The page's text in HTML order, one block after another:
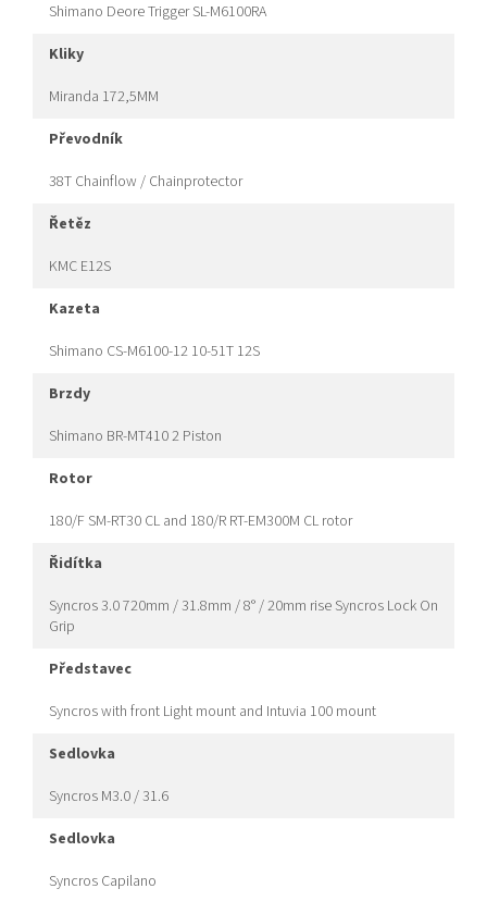
Shimano Deore Trigger SL-M6100RA
kliky
Miranda 172,5MM
převodník
38T Chainflow / Chainprotector
řetěz
KMC E12S
kazeta
Shimano CS-M6100-12 10-51T 12S
brzdy
Shimano BR-MT410 2 Piston
rotor
180/F SM-RT30 CL and 180/R RT-EM300M CL rotor
řidítka
Syncros 3.0 720mm / 31.8mm / 8° / 20mm rise Syncros Lock On
Grip
představec
Syncros with front Light mount and Intuvia 100 mount
sedlovka
Syncros M3.0 / 31.6
sedlovka
Syncros Capilano